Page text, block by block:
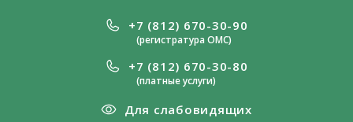
+7 (812) 670-30-90
(регистратура ОМС)
+7 (812) 670-30-80
(платные услуги)
Для слабовидящих